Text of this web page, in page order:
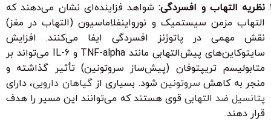
نظریه التهاب و افسردگی:شواهد فزاینده‌ای نشان می‌دهند که
التهاب مزمن سیستمیک و نورواینفلاماسیون (التهاب در مغز)
نقش مهمی در پاتوژنز افسردگی ایفا می‌کنند. افزایش
سایتوکاین‌های پیش‌التهابی مانند TNF-alpha و IL-6 می‌تواند بر
متابولیسم تریپتوفان (پیش‌ساز سروتونین) تأثیر گذاشته و
منجر به کاهش سروتونینشود. بسیاری ازگیاهان دارویی، دارای
پتانسیل ضد التهابی قوی هستند که می‌توانند این مسیر را هدف
قرار دهند.